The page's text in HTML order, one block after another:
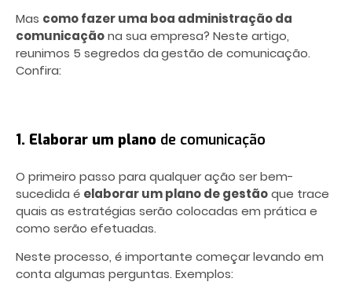
Mas como fazer uma boa administração da
comunicaçãona sua empresa? Neste artigo,
reunimos 5 segredos dagestão de comunicação.
Confira:
1. Elaborar um plano de comunicação
O primeiro passo para qualquer ação ser bem-
sucedida é elaborar um plano de gestãoque trace
quais as estratégias serão colocadas em prática e
como serão efetuadas.
Neste processo, é importante começar levando em
conta algumas perguntas. Exemplos: